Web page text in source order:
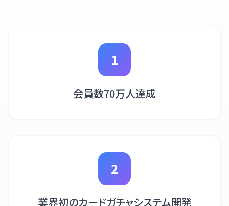
1
会員数70万人達成
2
業界初のカードガチャシステム開発